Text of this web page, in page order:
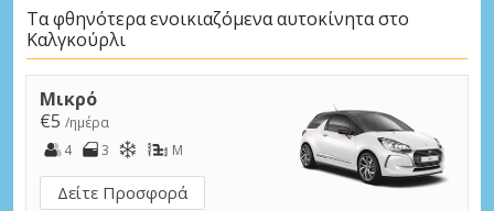
Τα φθηνότερα ενοικιαζόμενα αυτοκίνητα στο
Καλγκούρλι
Μικρό
€5 /ημέρα
4
3 M
Δείτε Προσφορά